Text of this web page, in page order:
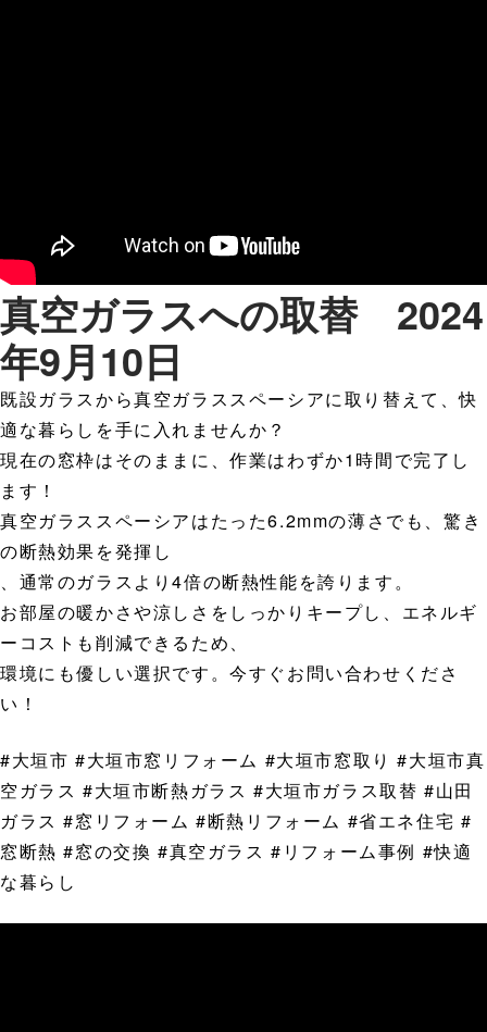
真空ガラスへの取替 2024
年9月10日
既設ガラスから真空ガラススペーシアに取り替えて、快
適な暮らしを手に入れませんか？
現在の窓枠はそのままに、作業はわずか1時間で完了し
ます！
真空ガラススペーシアはたった6.2mmの薄さでも、驚き
の断熱効果を発揮し
、通常のガラスより4倍の断熱性能を誇ります。
お部屋の暖かさや涼しさをしっかりキープし、エネルギ
ーコストも削減できるため、
環境にも優しい選択です。今すぐお問い合わせくださ
い！
#大垣市 #大垣市窓リフォーム #大垣市窓取り #大垣市真
空ガラス #大垣市断熱ガラス #大垣市ガラス取替 #山田
ガラス #窓リフォーム #断熱リフォーム #省エネ住宅 #
窓断熱 #窓の交換 #真空ガラス #リフォーム事例 #快適
な暮らし